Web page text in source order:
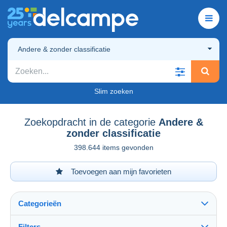
Andere & zonder classificatie
Slim zoeken
Zoekopdracht in de categorie Andere &
zonder classificatie
398.644 items gevonden
Toevoegen aan mijn favorieten
Categorieën